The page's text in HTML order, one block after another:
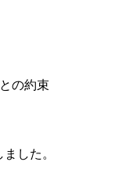
の約束
した。